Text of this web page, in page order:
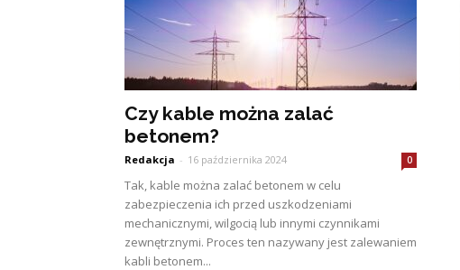
Czy kable można zalać
betonem?
Redakcja - 16 października 2024 0
Tak, kable można zalać betonem w celu
zabezpieczenia ich przed uszkodzeniami
mechanicznymi, wilgocią lub innymi czynnikami
zewnętrznymi. Proces ten nazywany jest zalewaniem
kabli betonem...